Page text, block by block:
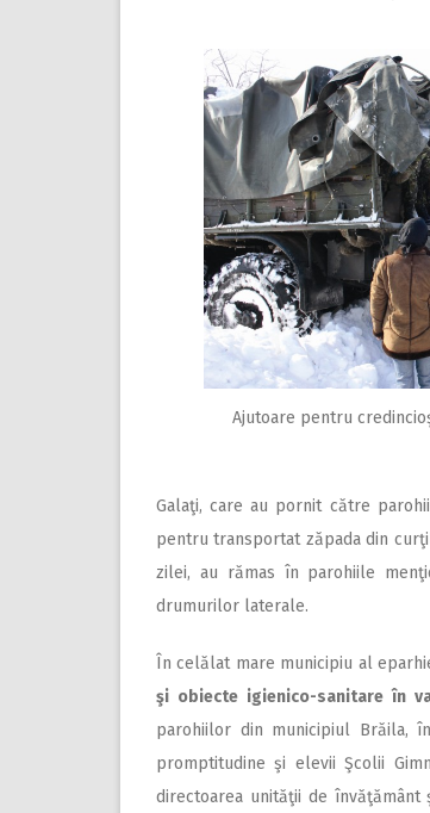
Ajutoare pentru
Galaţi, care au pornit către
pentru transportat zăpada din
zilei, au rămas în parohiile
drumurilor laterale.
În celălat mare municipiu al
şi obiecte igienico-sanitare în
parohiilor din municipiul Brăila,
promptitudine şi elevii Şcolii
directoarea unităţii de